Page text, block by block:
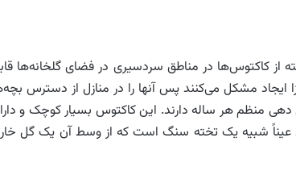
از کاکتوس‌ها در مناطق سردسیری در فضای گلخانه‌ها
مشکل می‌کنند پس آنها را در منازل از دسترس
دهی منظم هر ساله دارند. این کاکتوس بسیار کوچک و
عیناً شبیه یک تخته سنگ است که از وسط آن یک گل